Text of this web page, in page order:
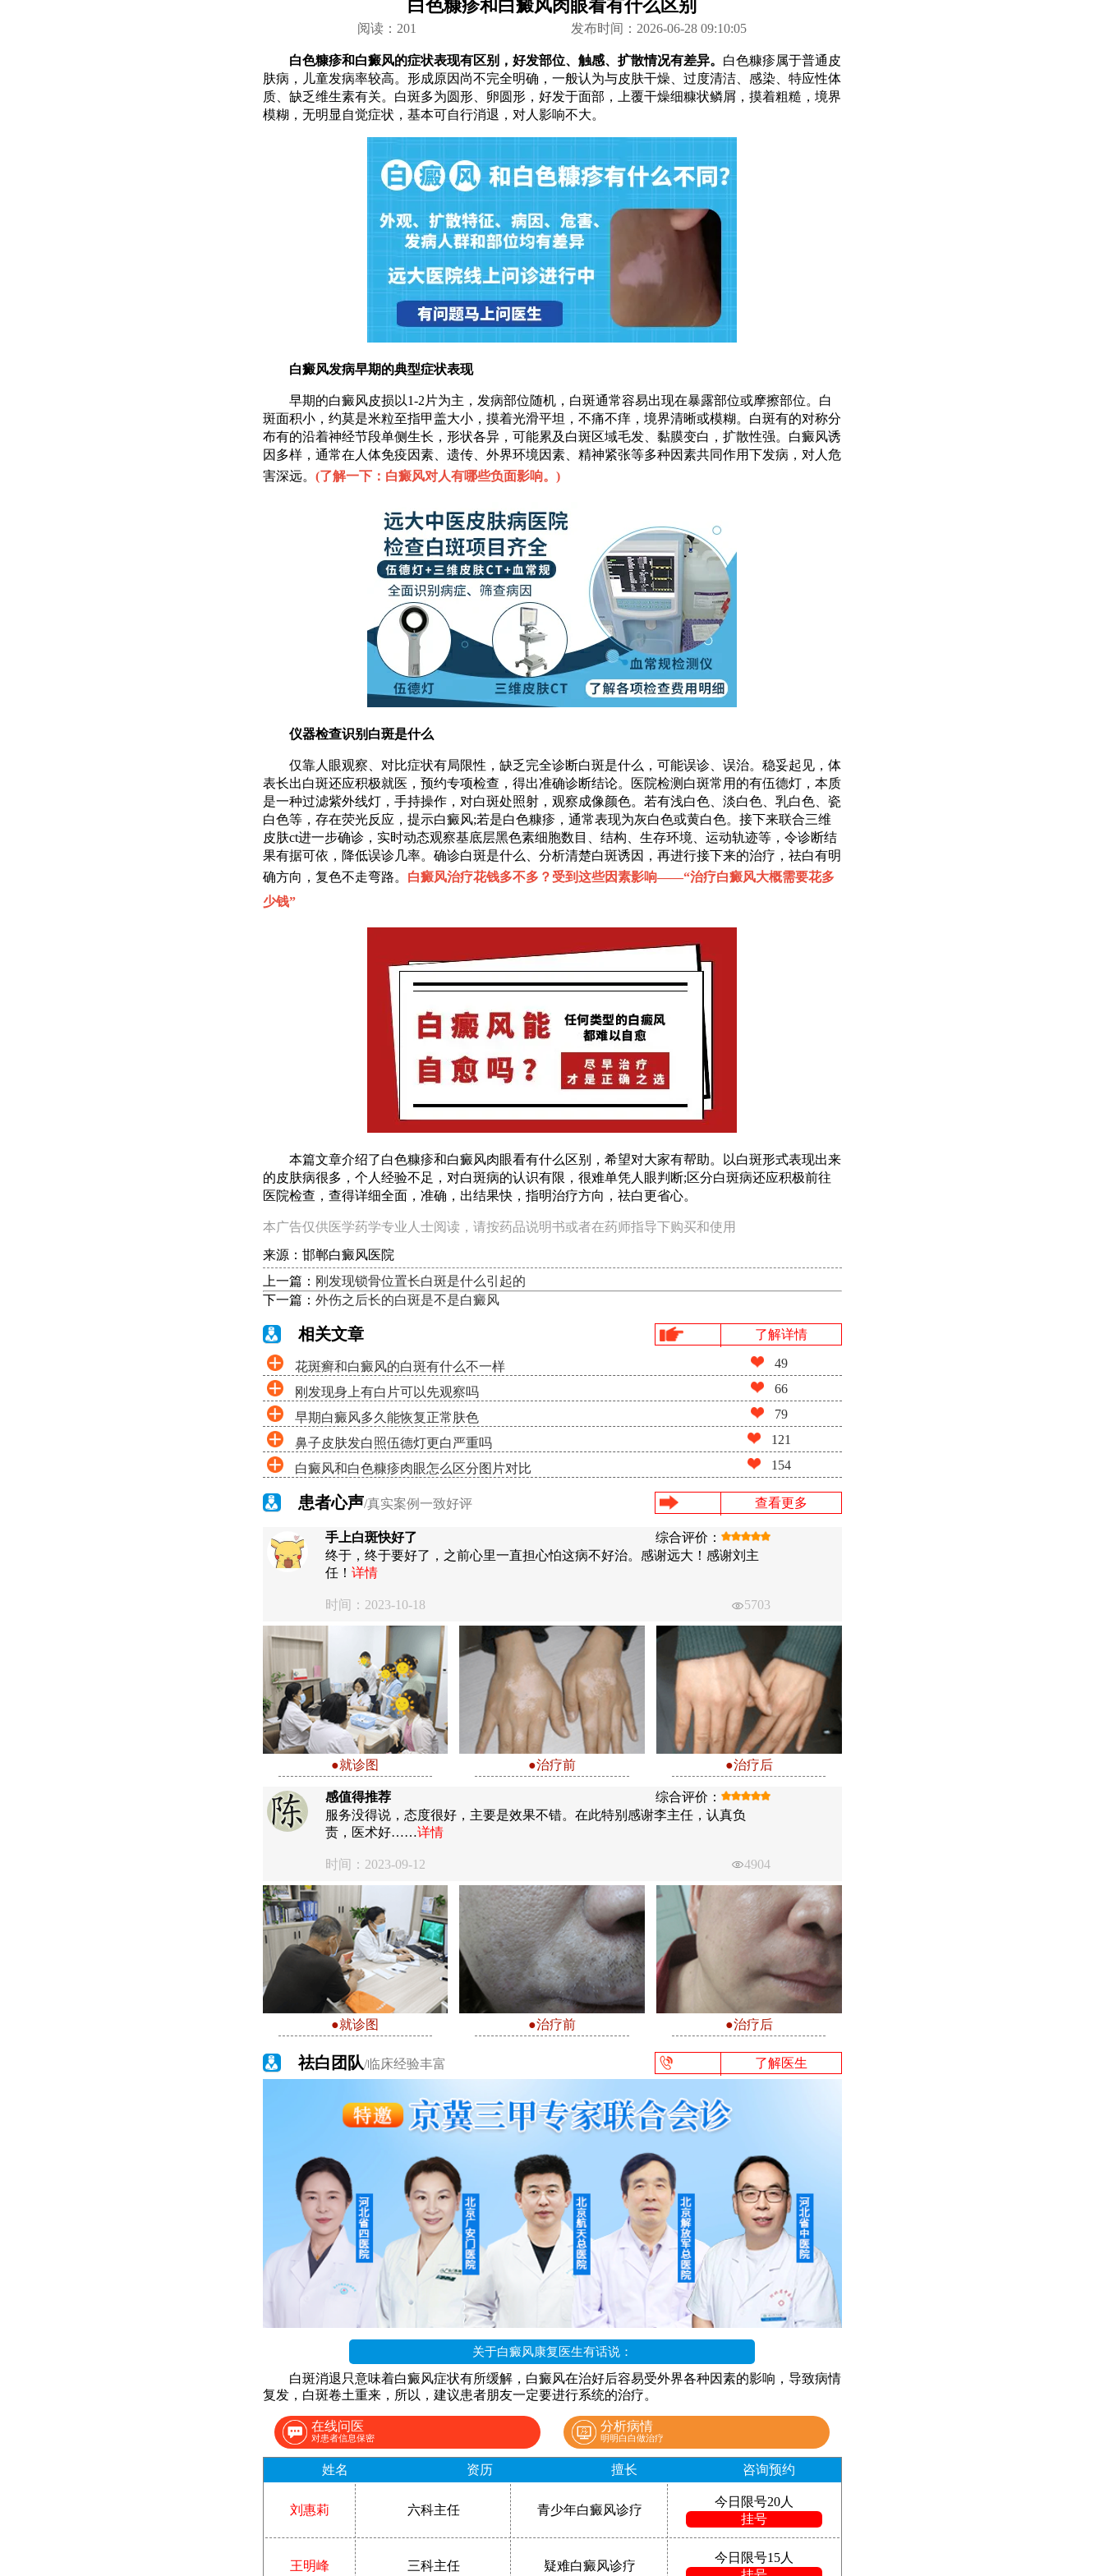
白色糠疹和白癜风肉眼看有什么区别
阅读： 201 发布时间：2026-06-28 09:10:05
白色糠疹和白癜风的症状表现有区别，好发部位、触感、扩散情况有差异。 白色糠疹属于普通皮
肤病，儿童发病率较高。形成原因尚不完全明确，一般认为与皮肤干燥、过度清洁、感染、特应性体
质、缺乏维生素有关。白斑多为圆形、卵圆形，好发于面部，上覆干燥细糠状鳞屑，摸着粗糙，境界
模糊，无明显自觉症状，基本可自行消退，对人影响不大。
白癜风发病早期的典型症状表现
早期的白癜风皮损以1-2片为主，发病部位随机，白斑通常容易出现在暴露部位或摩擦部位。白
斑面积小，约莫是米粒至指甲盖大小，摸着光滑平坦，不痛不痒，境界清晰或模糊。白斑有的对称分
布有的沿着神经节段单侧生长，形状各异，可能累及白斑区域毛发、黏膜变白，扩散性强。白癜风诱
因多样，通常在人体免疫因素、遗传、外界环境因素、精神紧张等多种因素共同作用下发病，对人危
害深远。 (了解一下：白癜风对人有哪些负面影响。 )
仪器检查识别白斑是什么
仅靠人眼观察、对比症状有局限性，缺乏完全诊断白斑是什么，可能误诊、误治。稳妥起见，体
表长出白斑还应积极就医，预约专项检查，得出准确诊断结论。医院检测白斑常用的有伍德灯，本质
是一种过滤紫外线灯，手持操作，对白斑处照射，观察成像颜色。若有浅白色、淡白色、乳白色、瓷
白色等，存在荧光反应，提示白癜风;若是白色糠疹，通常表现为灰白色或黄白色。接下来联合三维
皮肤ct进一步确诊，实时动态观察基底层黑色素细胞数目、结构、生存环境、运动轨迹等，令诊断结
果有据可依，降低误诊几率。确诊白斑是什么、分析清楚白斑诱因，再进行接下来的治疗，祛白有明
确方向，复色不走弯路。 白癜风治疗花钱多不多？受到这些因素影响——“治疗白癜风大概需要花多
少钱”
本篇文章介绍了白色糠疹和白癜风肉眼看有什么区别，希望对大家有帮助。以白斑形式表现出来
的皮肤病很多，个人经验不足，对白斑病的认识有限，很难单凭人眼判断;区分白斑病还应积极前往
医院检查，查得详细全面，准确，出结果快，指明治疗方向，祛白更省心。
本广告仅供医学药学专业人士阅读，请按药品说明书或者在药师指导下购买和使用
来源：邯郸白癜风医院
上一篇： 刚发现锁骨位置长白斑是什么引起的
下一篇： 外伤之后长的白斑是不是白癜风
相关文章 了解详情
花斑癣和白癜风的白斑有什么不一样 49
刚发现身上有白片可以先观察吗 66
早期白癜风多久能恢复正常肤色 79
鼻子皮肤发白照伍德灯更白严重吗 121
白癜风和白色糠疹肉眼怎么区分图片对比 154
患者心声/真实案例一致好评 查看更多
手上白斑快好了
综合评价：
终于，终于要好了，之前心里一直担心怕这病不好治。感谢远大！感谢刘主
任！ 详情
时间：2023-10-18 5703
●就诊图 ●治疗前 ●治疗后
感值得推荐
综合评价：
服务没得说，态度很好，主要是效果不错。在此特别感谢李主任，认真负
责，医术好……详情
时间：2023-09-12 4904
●就诊图 ●治疗前 ●治疗后
祛白团队/临床经验丰富 了解医生
关于白癜风康复医生有话说：
白斑消退只意味着白癜风症状有所缓解，白癜风在治好后容易受外界各种因素的影响，导致病情
复发，白斑卷土重来，所以，建议患者朋友一定要进行系统的治疗。
在线问医
对患者信息保密
分析病情
明明白白做治疗
姓名 资历 擅长 咨询预约
刘惠莉 六科主任 青少年白癜风诊疗
今日限号20人
挂号
王明峰 三科主任 疑难白癜风诊疗
今日限号15人